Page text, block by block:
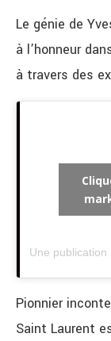
Le génie de
à l’honneur
à travers des
Pionnier
Saint Laurent